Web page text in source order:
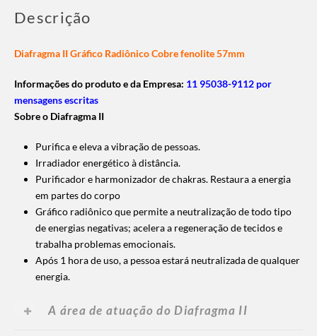
Descrição
Diafragma II Gráfico Radiônico Cobre fenolite 57mm
Informações do produto e da Empresa: 11 95038-9112 por
mensagens escritas
Sobre o Diafragma II
Purifica e eleva a vibração de pessoas.
Irradiador energético à distância.
Purificador e harmonizador de chakras. Restaura a energia
em partes do corpo
Gráfico radiônico que permite a neutralização de todo tipo
de energias negativas; acelera a regeneração de tecidos e
trabalha problemas emocionais.
Após 1 hora de uso, a pessoa estará neutralizada de qualquer
energia.
A área de atuação do Diafragma II